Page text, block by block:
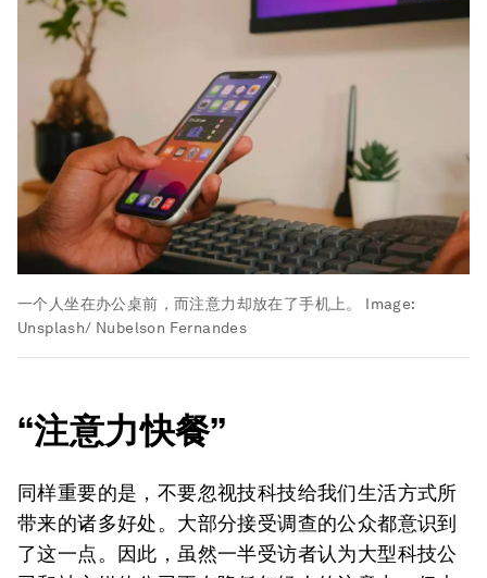
一个人坐在办公桌前，而注意力却放在了手机上。
Image:
Unsplash/ Nubelson Fernandes
“注意力快餐”
同样重要的是，不要忽视技科技给我们生活方式所
带来的诸多好处。大部分接受调查的公众都意识到
了这一点。因此，虽然一半受访者认为大型科技公